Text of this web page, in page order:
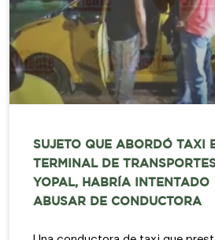
SUJETO QUE ABORDÓ TAXI
TERMINAL DE
YOPAL, HABRÍA INTENTADO
ABUSAR DE CONDUCTORA